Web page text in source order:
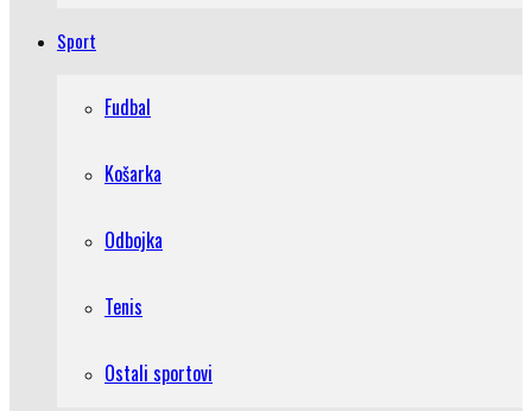
Sport
Fudbal
Košarka
Odbojka
Tenis
Ostali sportovi